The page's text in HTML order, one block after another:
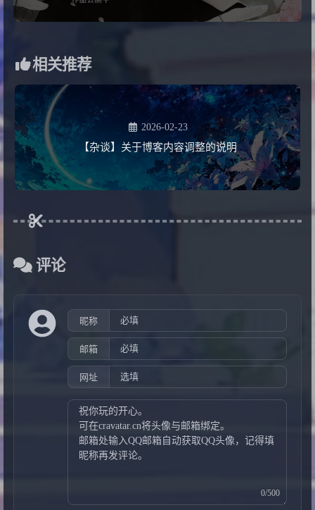
相关推荐
2026-02-23
【杂谈】关于博客内容调整的说明
评论
昵称
邮箱
网址
0/500